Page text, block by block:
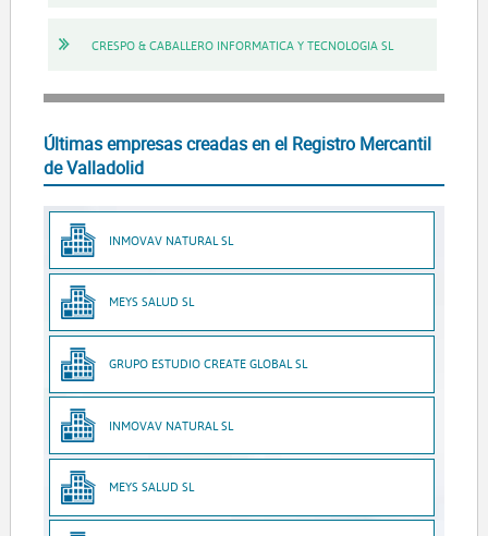
CRESPO & CABALLERO INFORMATICA Y TECNOLOGIA SL
Últimas empresas creadas en el Registro Mercantil
de Valladolid
INMOVAV NATURAL SL
MEYS SALUD SL
GRUPO ESTUDIO CREATE GLOBAL SL
INMOVAV NATURAL SL
MEYS SALUD SL